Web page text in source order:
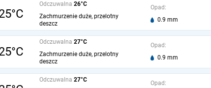
Odczuwalna 26°C
Zachmurzenie duże, przelotny
deszcz
Opad:
0.9 mm
Odczuwalna 27°C
Zachmurzenie duże, przelotny
deszcz
Opad:
0.9 mm
Odczuwalna 27°C
Opad: